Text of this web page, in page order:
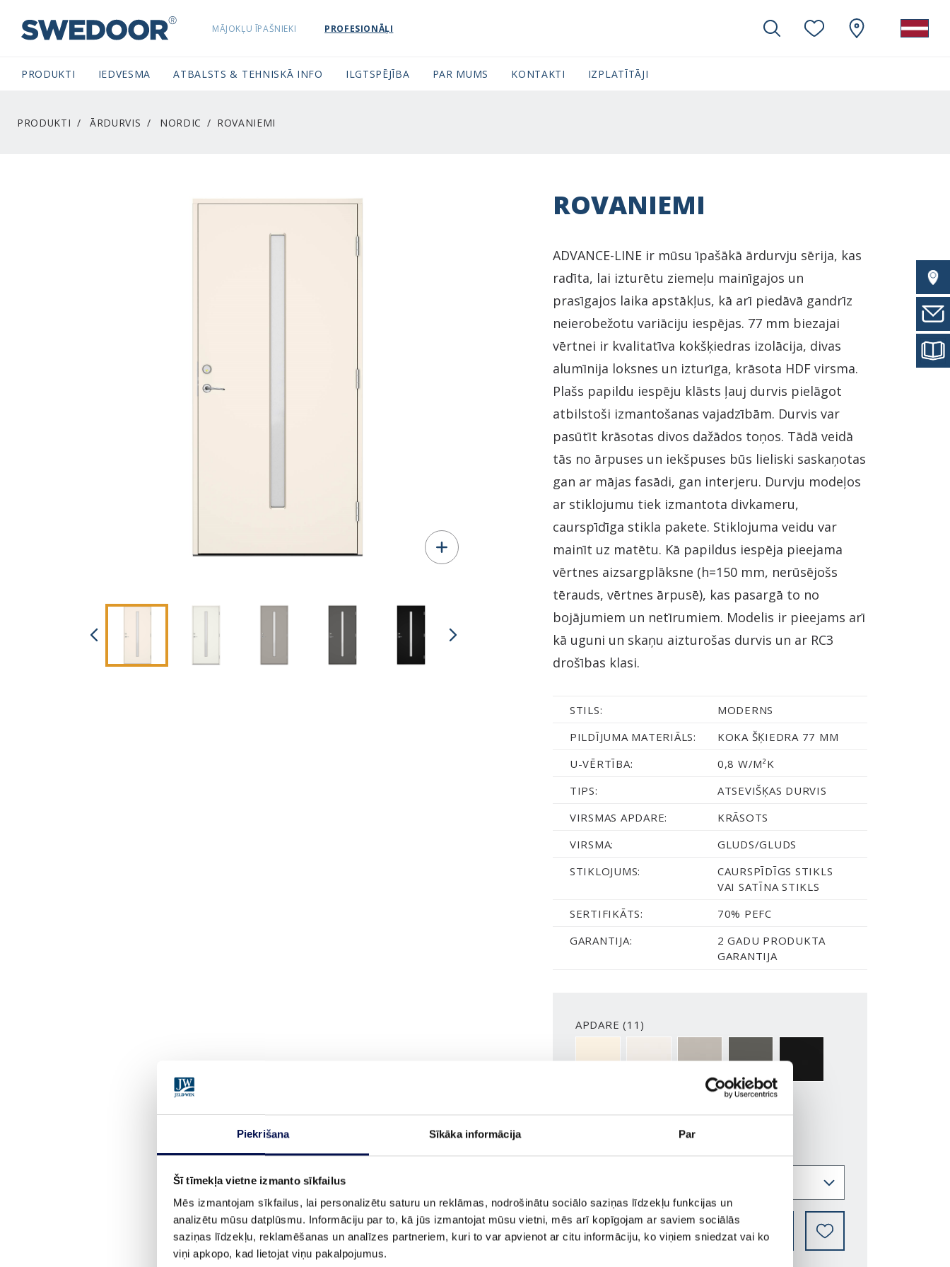
Piekrišana Sīkāka informācija Par
Šī tīmekļa vietne izmanto sīkfailus
Mēs izmantojam sīkfailus, lai personalizētu saturu un reklāmas, nodrošinātu sociālo saziņas līdzekļu funkcijas un
analizētu mūsu datplūsmu. Informāciju par to, kā jūs izmantojat mūsu vietni, mēs arī kopīgojam ar saviem sociālās
saziņas līdzekļu, reklamēšanas un analīzes partneriem, kuri to var apvienot ar citu informāciju, ko viņiem sniedzat vai ko
viņi apkopo, kad lietojat viņu pakalpojumus.
SWEDOORLATVIA NAVIGATION
MĀJOKĻU ĪPAŠNIEKI PROFESIONĀĻI
PRODUKTI IEDVESMA ATBALSTS & TEHNISKĀ INFO ILGTSPĒJĪBA PAR MUMS KONTAKTI IZPLATĪTĀJI
PRODUKTI ĀRDURVIS NORDIC ROVANIEMI
ROVANIEMI
ADVANCE-LINE ir mūsu īpašākā ārdurvju sērija, kas
radīta, lai izturētu ziemeļu mainīgajos un
prasīgajos laika apstākļus, kā arī piedāvā gandrīz
neierobežotu variāciju iespējas. 77 mm biezajai
vērtnei ir kvalitatīva kokšķiedras izolācija, divas
alumīnija loksnes un izturīga, krāsota HDF virsma.
Plašs papildu iespēju klāsts ļauj durvis pielāgot
atbilstoši izmantošanas vajadzībām. Durvis var
pasūtīt krāsotas divos dažādos toņos. Tādā veidā
tās no ārpuses un iekšpuses būs lieliski saskaņotas
gan ar mājas fasādi, gan interjeru. Durvju modeļos
ar stiklojumu tiek izmantota divkameru,
caurspīdīga stikla pakete. Stiklojuma veidu var
mainīt uz matētu. Kā papildus iespēja pieejama
vērtnes aizsargplāksne (h=150 mm, nerūsējošs
tērauds, vērtnes ārpusē), kas pasargā to no
bojājumiem un netīrumiem. Modelis ir pieejams arī
kā uguni un skaņu aizturošas durvis un ar RC3
drošības klasi.
STILS:
MODERNS
PILDĪJUMA MATERIĀLS:
KOKA ŠĶIEDRA 77 MM
U-VĒRTĪBA:
0,8 W/M²K
TIPS:
ATSEVIŠĶAS DURVIS
VIRSMAS APDARE:
KRĀSOTS
VIRSMA:
GLUDS/GLUDS
STIKLOJUMS:
CAURSPĪDĪGS STIKLS
VAI SATĪNA STIKLS
SERTIFIKĀTS:
70% PEFC
GARANTIJA:
2 GADU PRODUKTA
GARANTIJA
APDARE (11)
VAIRĀK
IZMĒRS
KUR IEGĀDĀTIES